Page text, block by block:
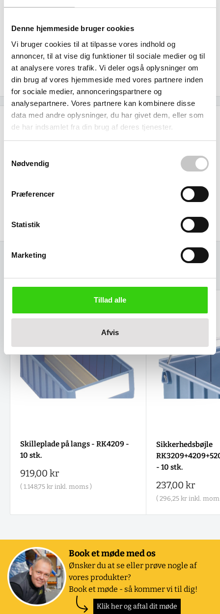
Denne hjemmeside bruger cookies
Vi bruger cookies til at tilpasse vores indhold og
annoncer, til at vise dig funktioner til sociale medier og til
at analysere vores trafik. Vi deler også oplysninger om
din brug af vores hjemmeside med vores partnere inden
for sociale medier, annonceringspartnere og
analysepartnere. Vores partnere kan kombinere disse
data med andre oplysninger, du har givet dem, eller som
de har indsamlet fra din brug af deres tjenester.
Nødvendig
Præferencer
Statistik
Marketing
Tillad alle
Afvis
koncern får du pålidelig kvalitet, der leverer
helhedsløsninger til moderne lager- og logistiksystemer.
Miljøvenligt uden kompromis på funktionalitet.
Specifikationer
Min: -40 grader
Skilleplade på langs - RK4209 -
10 stk.
Salgspris
919,00 kr
( 1.148,75 kr inkl. moms )
Sikkerhedsbøjle
- 10 stk.
Salgspris
237,00 kr
( 296,25 krinkl.
Book et møde med os
Ønsker du at se eller prøve nogle af
vores produkter?
Book et møde - så kommer vi til dig!
Klik her og aftal dit møde